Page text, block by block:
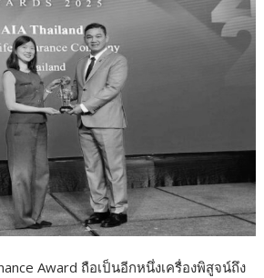
Award ถือเป็นอีกหนึ่งเครื่องพิสูจน์ถึง